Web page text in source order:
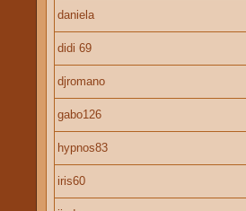
daniela
didi 69
djromano
gabo126
hypnos83
iris60